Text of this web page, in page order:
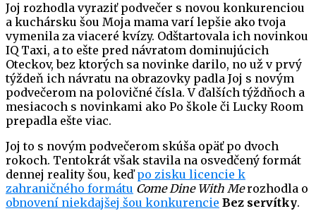
Joj rozhodla vyraziť podvečer s novou konkurenciou
a kuchársku šou Moja mama varí lepšie ako tvoja
vymenila za viaceré kvízy. Odštartovala ich novinkou
IQ Taxi, a to ešte pred návratom dominujúcich
Oteckov, bez ktorých sa novinke darilo, no už v prvý
týždeň ich návratu na obrazovky padla Joj s novým
podvečerom na polovičné čísla. V ďalších týždňoch a
mesiacoch s novinkami ako Po škole či Lucky Room
prepadla ešte viac.
Joj to s novým podvečerom skúša opäť po dvoch
rokoch. Tentokrát však stavila na osvedčený formát
dennej reality šou, keďpo zisku licencie k
zahraničného formátu Come Dine With Merozhodla o
obnovení niekdajšej šou konkurencie Bez servítky.